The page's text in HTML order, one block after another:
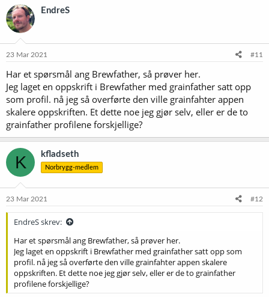
k
s
j
o
e
EndreS
23 Mar 2021 #11
Har et spørsmål ang Brewfather, så prøver her.
Jeg laget en oppskrift i Brewfather med grainfather satt opp
som profil. nå jeg så overførte den ville grainfahter appen
skalere oppskriften. Et dette noe jeg gjør selv, eller er de to
grainfather profilene forskjellige?
K kfladseth
Norbrygg-medlem
23 Mar 2021 #12
EndreS skrev:
Har et spørsmål ang Brewfather, så prøver her.
Jeg laget en oppskrift i Brewfather med grainfather satt opp som
profil. nå jeg så overførte den ville grainfahter appen skalere
oppskriften. Et dette noe jeg gjør selv, eller er de to grainfather
profilene forskjellige?